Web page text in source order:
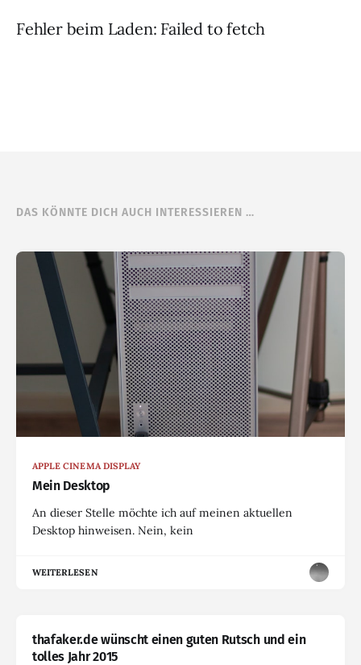
Fehler beim Laden: Failed to fetch
DAS KÖNNTE DICH AUCH INTERESSIEREN …
APPLE CINEMA DISPLAY
Mein Desktop
An dieser Stelle möchte ich auf meinen aktuellen
Desktop hinweisen. Nein, kein
WEITERLESEN
thafaker.de wünscht einen guten Rutsch und ein
tolles Jahr 2015